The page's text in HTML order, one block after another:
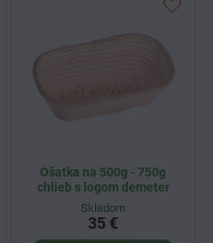
Ošatka na 500g - 750g
chlieb s logom demeter
Skladom
35 €